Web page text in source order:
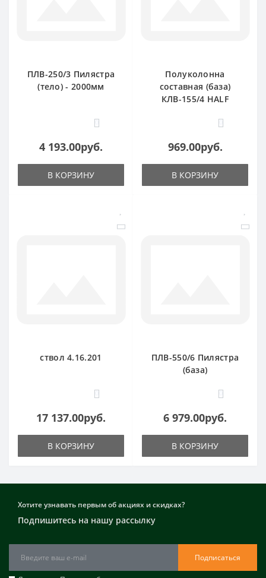
ПЛВ-250/3 Пилястра
(тело) - 2000мм
0
4 193.00руб.
В КОРЗИНУ
Полуколонна
составная (база)
КЛВ-155/4 HALF
0
969.00руб.
В КОРЗИНУ
ствол 4.16.201
0
17 137.00руб.
В КОРЗИНУ
ПЛВ-550/6 Пилястра
(база)
0
6 979.00руб.
В КОРЗИНУ
Хотите узнавать первым об акциях и скидках?
Подпишитесь на нашу рассылку
Подписаться